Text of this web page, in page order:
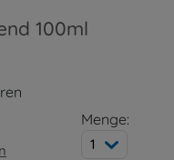
100ml
Menge:
1